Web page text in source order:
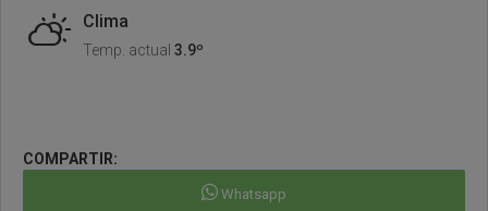
Clima
Temp. actual 3.9º
COMPARTIR:
Whatsapp